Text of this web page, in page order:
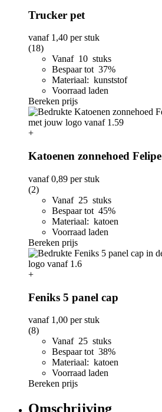
Trucker pet
vanaf 1,40 per stuk
(18)
Vanaf 10 stuks
Bespaar tot 37%
Materiaal: kunststof
Voorraad laden
Bereken prijs
+
Katoenen zonnehoed Felipe
vanaf0,89 per stuk
(2)
Vanaf 25 stuks
Bespaar tot 45%
Materiaal: katoen
Voorraad laden
Bereken prijs
+
Feniks 5 panel cap
vanaf 1,00 per stuk
(8)
Vanaf 25 stuks
Bespaar tot 38%
Materiaal: katoen
Voorraad laden
Bereken prijs
Omschrijving